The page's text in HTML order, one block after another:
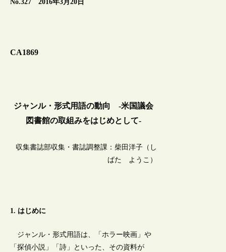
No.327 2016年3月20日
CA1869
ジャンル・形式用語の動向 -米国議会
図書館の取組みをはじめとして-
収集書誌部収集・書誌調整課：柴田洋子（し
ばた ようこ）
1. はじめに
ジャンル・形式用語は、「ホラー映画」や
「探偵小説」「詩」といった、その資料が